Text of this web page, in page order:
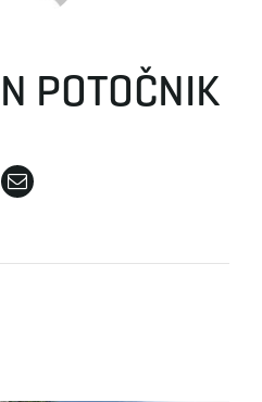
n
POTOČNIK